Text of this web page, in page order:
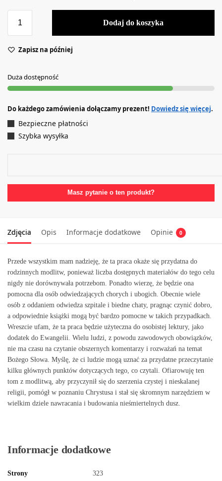
Dodaj do koszyka
Zapisz na później
Duża dostępność
Do każdego zamówienia dołączamy prezent! Dowiedz się więcej.
Bezpieczne płatności
Szybka wysyłka
Masz pytanie o ten produkt?
Zdjęcia Opis Informacje dodatkowe Opinie 0
Przede wszystkim mam nadzieję, że ta praca okaże się przydatna do
rodzinnych modlitw, ponieważ liczba dostępnych materiałów do tego celu
nigdy nie dorównywała potrzebom. Ponadto wierzę, że będzie ona
pomocna dla osób odwiedzających chorych i ubogich. Obecnie wiele
osób z oddaniem odwiedza szpitale i biedne chaty, pragnąc czynić dobro,
a odpowiednie książki mogą być bardzo pomocne w takich przypadkach.
Wreszcie ufam, że ta praca będzie użyteczna do osobistej lektury, jako
dodatek do Ewangelii. Wielu ludzi, z powodu zawodowych obowiązków,
nie ma czasu na czytanie obszernych komentarzy i rozważań na temat
Bożego Słowa. Myślę, że ci ludzie mogą uznać za przydatne przeczytanie
kilku głównych punktów dotyczących tego, co czytali. Ofiarowuję ten
tom z modlitwą, aby przyczynił się do szerzenia czystej i nieskalanej
religii, pomógł w poznaniu Chrystusa i stał się skromnym narzędziem w
wielkim dziele nawracania i budowania nieśmiertelnych dusz.
Informacje dodatkowe
Strony 323